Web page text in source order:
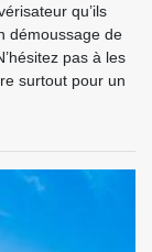
qu’ils
démoussage de
pas à les
surtout pour un